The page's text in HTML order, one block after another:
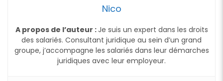
Nico
A propos de l’auteur :Je suis un expert dans les droits
des salariés. Consultant juridique au sein d’un grand
groupe, j’accompagne les salariés dans leur démarches
juridiques avec leur employeur.